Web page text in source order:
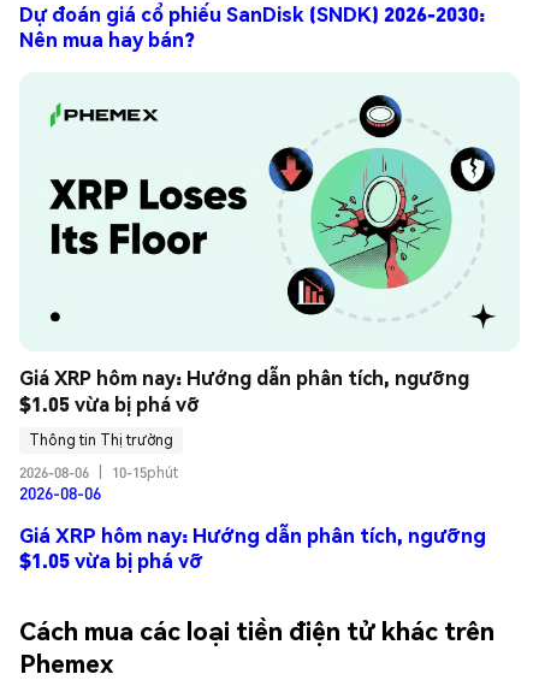
Dự đoán giá cổ phiếu SanDisk (SNDK) 2026-2030:
Nên mua hay bán?
Giá XRP hôm nay: Hướng dẫn phân tích, ngưỡng
$1.05 vừa bị phá vỡ
Thông tin Thị trường
2026-08-06
10-15phút
2026-08-06
Giá XRP hôm nay: Hướng dẫn phân tích, ngưỡng
$1.05 vừa bị phá vỡ
Cách mua các loại tiền điện tử khác trên
Phemex